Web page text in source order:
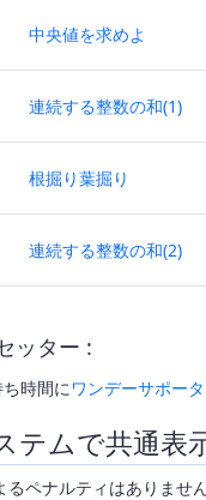
中央値を求めよ
連続する整数の和(1)
根掘り葉掘り
連続する整数の和(2)
ッター :
時間にワンデーサポー
テムで共通表
るペナルティはありませ